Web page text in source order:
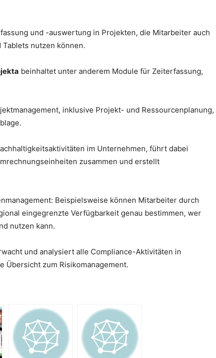
und -auswertung in Projekten, die Mitarbeiter auch
nutzen können.
beinhaltet unter anderem Module für Zeiterfassung,
inklusive Projekt- und Ressourcenplanung,
im Unternehmen, führt dabei
zusammen und erstellt
Beispielsweise können Mitarbeiter durch
eingegrenzte Verfügbarkeit genau bestimmen, wer
nutzen kann.
und analysiert alle Compliance-Aktivitäten in
Übersicht zum Risikomanagement.